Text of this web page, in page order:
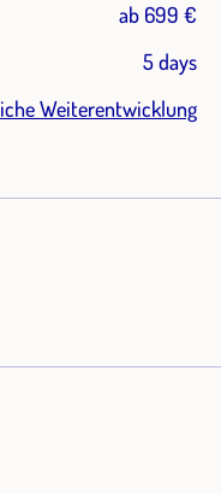
ab 699 €
5 days
Weiterentwicklung